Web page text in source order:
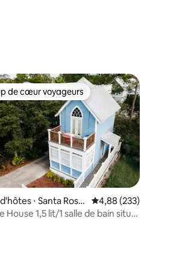
sur la base de 164 commentaires : 5 sur 5
de cœur voyageurs les plus appréciés
de cœur voyageurs
⋅ Santa Rosa
Évaluation moyenne
4,88 (233)
House 1,5 lit/1 salle de bain situé